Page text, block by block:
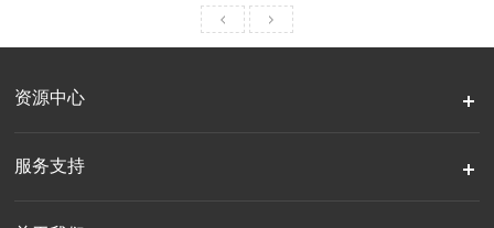
资源中心
服务支持